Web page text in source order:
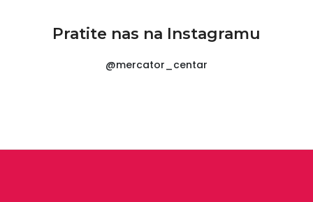
Pratite nas na Instagramu
@mercator_centar